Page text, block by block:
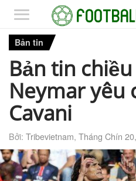
Bản tin
Bản tin
Neymar yêu
Cavani
Bởi: Tribevietnam, Tháng Chín